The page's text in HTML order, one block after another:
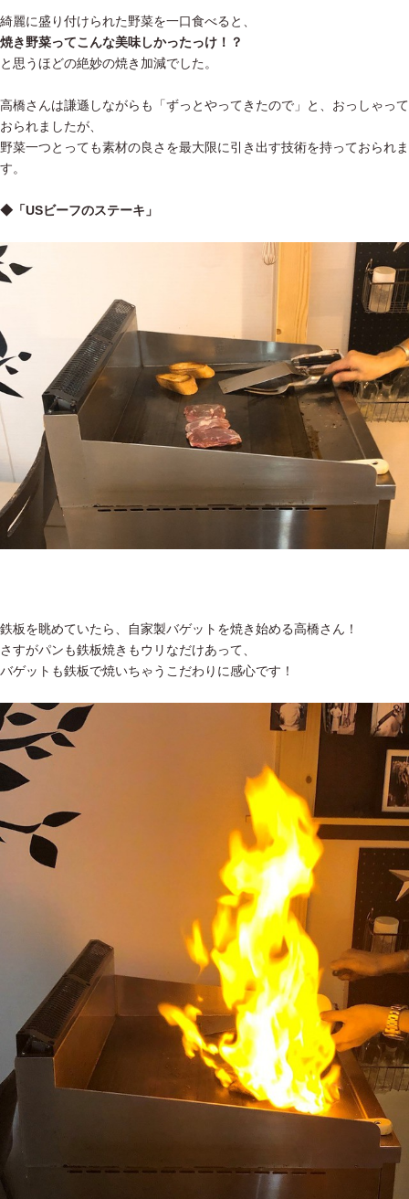
綺麗に盛り付けられた野菜を一口食べると、
焼き野菜ってこんな美味しかったっけ！？
と思うほどの絶妙の焼き加減でした。
高橋さんは謙遜しながらも「ずっとやってきたので」と、おっしゃって
おられましたが、
野菜一つとっても素材の良さを最大限に引き出す技術を持っておられま
す。
◆「USビーフのステーキ」
鉄板を眺めていたら、自家製バゲットを焼き始める高橋さん！
さすがパンも鉄板焼きもウリなだけあって、
バゲットも鉄板で焼いちゃうこだわりに感心です！